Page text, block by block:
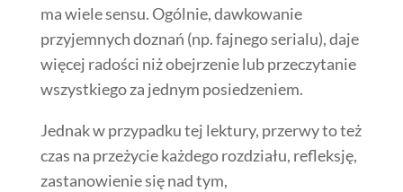
ma wiele sensu. Ogólnie, dawkowanie
przyjemnych doznań (np. fajnego serialu), daje
więcej radości niż obejrzenie lub przeczytanie
wszystkiego za jednym posiedzeniem.
Jednak w przypadku tej lektury, przerwy to też
czas na przeżycie każdego rozdziału, refleksję,
zastanowienie się nad tym,